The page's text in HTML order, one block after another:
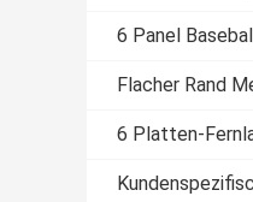
6 Panel
Flacher Rand
6 Platten-